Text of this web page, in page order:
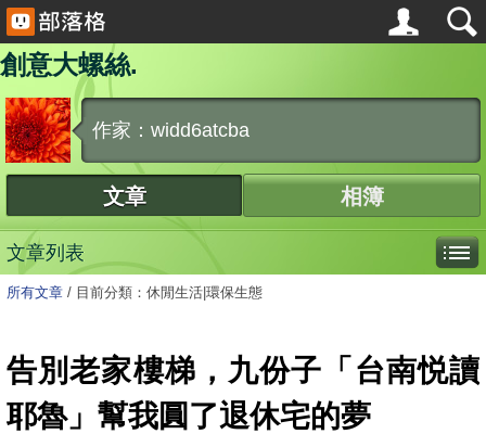
創意大螺絲.
作家：widd6atcba
文章 相簿
文章列表
所有文章 / 目前分類：休閒生活|環保生態
告別老家樓梯，九份子「台南悦讀
耶魯」幫我圓了退休宅的夢